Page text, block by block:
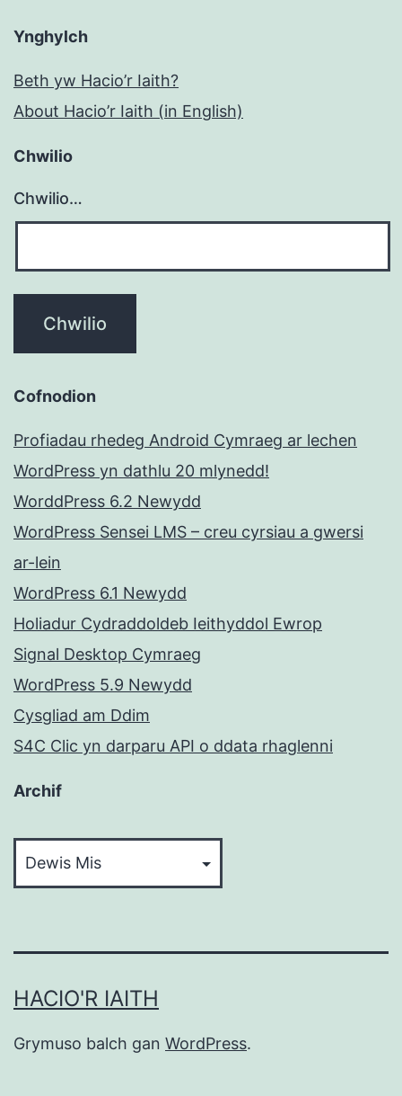
Ynghylch
Beth yw Hacio’r Iaith?
About Hacio’r Iaith (in English)
Chwilio
Chwilio…
Cofnodion
Profiadau rhedeg Android Cymraeg ar lechen
WordPress yn dathlu 20 mlynedd!
WorddPress 6.2 Newydd
WordPress Sensei LMS – creu cyrsiau a gwersi
ar-lein
WordPress 6.1 Newydd
Holiadur Cydraddoldeb Ieithyddol Ewrop
Signal Desktop Cymraeg
WordPress 5.9 Newydd
Cysgliad am Ddim
S4C Clic yn darparu API o ddata rhaglenni
Archif
HACIO'R IAITH
Grymuso balch gan WordPress.